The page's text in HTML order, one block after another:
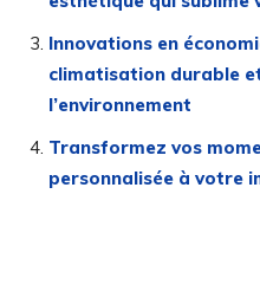
Innovations en
climatisation durable
l’environnement
Transformez vos
personnalisée à votre